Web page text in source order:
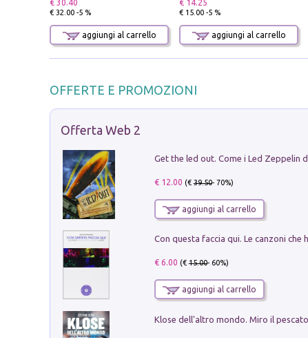
€ 30.40
€ 32.00 -5 %
aggiungi al carrello
€ 14.25
€ 15.00 -5 %
aggiungi al carrello
OFFERTE E PROMOZIONI
Offerta Web 2
€ 12.00 (€39.50- 70%)
aggiungi al carrello
€ 6.00 (€15.00- 60%)
aggiungi al carrello